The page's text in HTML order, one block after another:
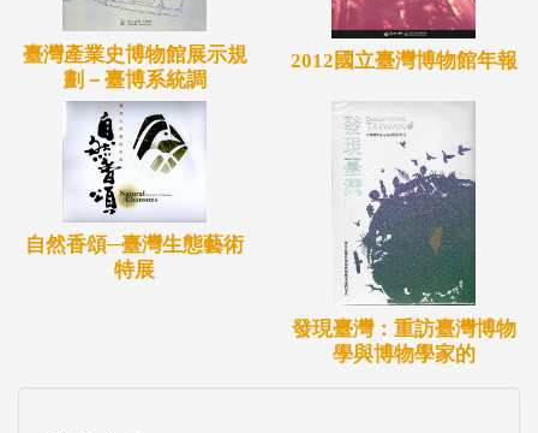
臺灣產業史博物館展示規
劃－臺博系統調
2012國立臺灣博物館年報
自然香頌─臺灣生態藝術
特展
發現臺灣：重訪臺灣博物
學與博物學家的